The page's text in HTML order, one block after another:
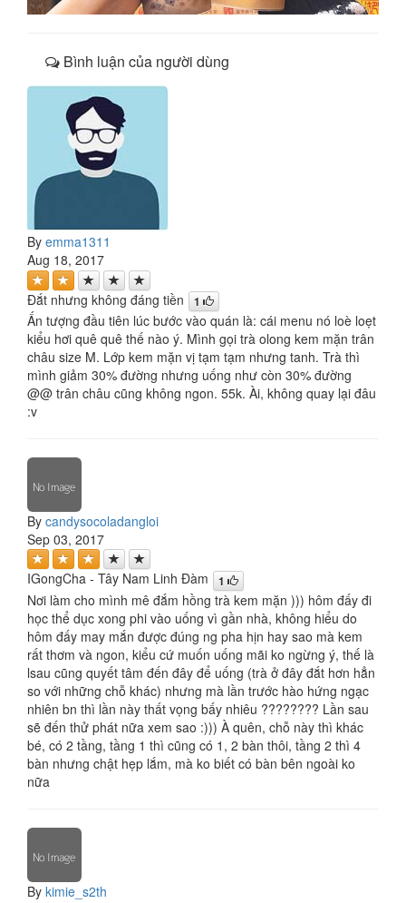
Bình luận của người dùng
By emma1311
Aug 18, 2017
Đắt nhưng không đáng tiền 1
Ấn tượng đầu tiên lúc bước vào quán là: cái menu nó loè loẹt
kiểu hơi quê quê thế nào ý. Mình gọi trà olong kem mặn trân
châu size M. Lớp kem mặn vị tạm tạm nhưng tanh. Trà thì
mình giảm 30% đường nhưng uống như còn 30% đường
@@ trân châu cũng không ngon. 55k. Ài, không quay lại đâu
:v
By candysocoladangloi
Sep 03, 2017
IGongCha - Tây Nam Linh Đàm 1
Nơi làm cho mình mê đắm hồng trà kem mặn ))) hôm đấy đi
học thể dục xong phi vào uống vì gần nhà, không hiểu do
hôm đấy may mắn được đúng ng pha hịn hay sao mà kem
rất thơm và ngon, kiểu cứ muốn uống mãi ko ngừng ý, thế là
lsau cũng quyết tâm đến đây để uống (trà ở đây đắt hơn hẳn
so với những chỗ khác) nhưng mà lần trước hào hứng ngạc
nhiên bn thì lần này thất vọng bấy nhiêu ???????? Lần sau
sẽ đến thử phát nữa xem sao :))) À quên, chỗ này thì khác
bé, có 2 tầng, tầng 1 thì cũng có 1, 2 bàn thôi, tầng 2 thì 4
bàn nhưng chật hẹp lắm, mà ko biết có bàn bên ngoài ko
nữa
By kimie_s2th